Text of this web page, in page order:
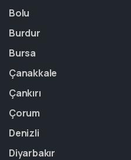
Bolu
Burdur
Bursa
Çanakkale
Çankırı
Çorum
Denizli
Diyarbakır